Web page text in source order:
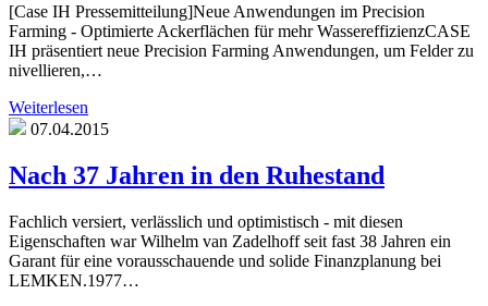
[Case IH Pressemitteilung]Neue Anwendungen im Precision
Farming - Optimierte Ackerflächen für mehr WassereffizienzCASE
IH präsentiert neue Precision Farming Anwendungen, um Felder zu
nivellieren,…
Weiterlesen
07.04.2015
Nach 37 Jahren in den Ruhestand
Fachlich versiert, verlässlich und optimistisch - mit diesen
Eigenschaften war Wilhelm van Zadelhoff seit fast 38 Jahren ein
Garant für eine vorausschauende und solide Finanzplanung bei
LEMKEN.1977…